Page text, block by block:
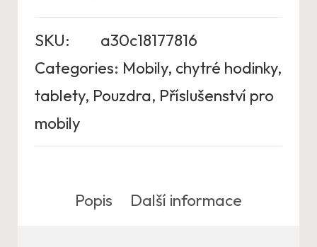
SKU:
a30c18177816
Categories: Mobily, chytré hodinky,
tablety, Pouzdra, Příslušenství pro
mobily
Popis Další informace